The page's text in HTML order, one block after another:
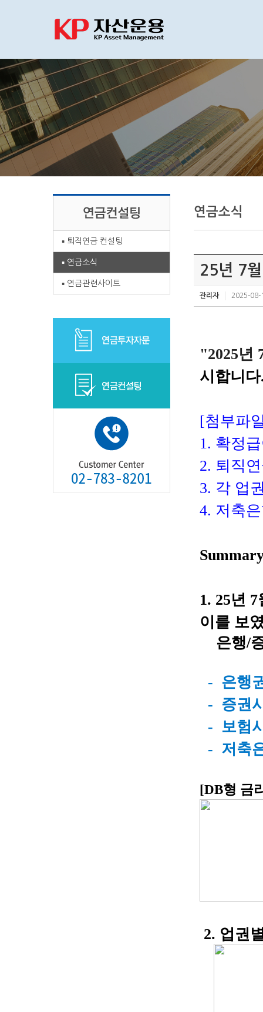
퇴직연금 컨설팅
연금소식
연금관련사이트
연금소식
25년 7
관리자 2025-08-
"2025년
시합니다
[첨부파
1. 확정
2. 퇴직
3. 각 업
4. 저축
1. 25년 7
이를 보
은행/
- 은행
- 증권
- 보험
- 저축
[DB형 금
2. 업권